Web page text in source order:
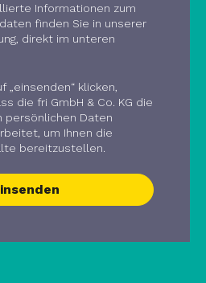
Informationen zum
finden Sie in unserer
direkt im unteren
„einsenden“ klicken,
die fri GmbH & Co. KG die
persönlichen Daten
um Ihnen die
bereitzustellen.